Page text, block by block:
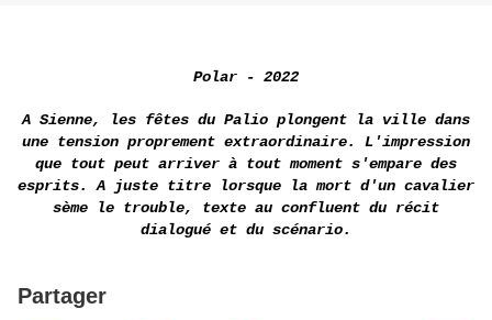
Polar - 2022
A Sienne, les fêtes du Palio plongent la ville dans
une tension proprement extraordinaire. L'impression
que tout peut arriver à tout moment s'empare des
esprits. A juste titre lorsque la mort d'un cavalier
sème le trouble, texte au confluent du récit
dialogué et du scénario.
Partager